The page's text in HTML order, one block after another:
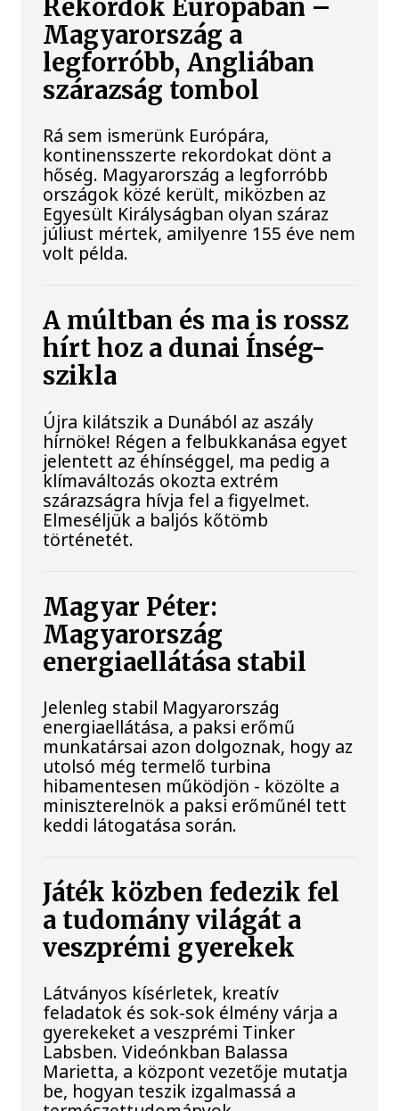
Rekordok Európában –
Magyarország a
legforróbb, Angliában
szárazság tombol
Rá sem ismerünk Európára,
kontinensszerte rekordokat dönt a
hőség. Magyarország a legforróbb
országok közé került, miközben az
Egyesült Királyságban olyan száraz
júliust mértek, amilyenre 155 éve nem
volt példa.
A múltban és ma is rossz
hírt hoz a dunai Ínség-
szikla
Újra kilátszik a Dunából az aszály
hírnöke! Régen a felbukkanása egyet
jelentett az éhínséggel, ma pedig a
klímaváltozás okozta extrém
szárazságra hívja fel a figyelmet.
Elmeséljük a baljós kőtömb
történetét.
Magyar Péter:
Magyarország
energiaellátása stabil
Jelenleg stabil Magyarország
energiaellátása, a paksi erőmű
munkatársai azon dolgoznak, hogy az
utolsó még termelő turbina
hibamentesen működjön - közölte a
miniszterelnök a paksi erőműnél tett
keddi látogatása során.
Játék közben fedezik fel
a tudomány világát a
veszprémi gyerekek
Látványos kísérletek, kreatív
feladatok és sok-sok élmény várja a
gyerekeket a veszprémi Tinker
Labsben. Videónkban Balassa
Marietta, a központ vezetője mutatja
be, hogyan teszik izgalmassá a